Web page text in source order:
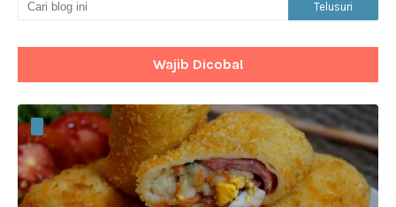
Wajib Dicoba!